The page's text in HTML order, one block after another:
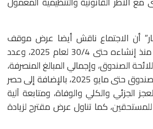
أن الاجتماع ناقش أيضا عرض موقف
صرف التعويضات منذ إنشاءه حتى 30/4 لعام 2025، وعدد
الصندوق، وإجمالي المبالغ المنصرفة،
من بداية إنشاء الصندوق حتى مايو 2025، بالإضافة إلى حصر
الجزئي والكلي والوفاة، ومتابعة آلية
كما تناول عرض مقترح لزيادة